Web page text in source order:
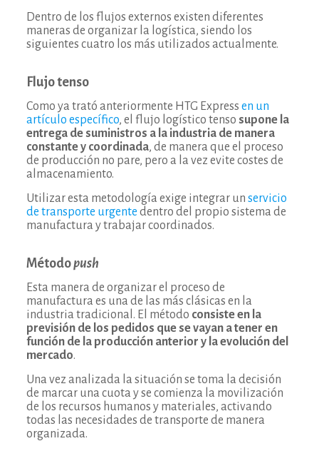
Dentro de los flujos externos existen diferentes
maneras de organizar la logística, siendo los
siguientes cuatro los más utilizados actualmente.
Flujo tenso
Como ya trató anteriormente HTG Express en un
artículo específico, el flujo logístico tenso supone la
entrega de suministros a la industria de manera
constante y coordinada, de manera que el proceso
de producción no pare, pero a la vez evite costes de
almacenamiento.
Utilizar esta metodología exige integrar un servicio
de transporte urgente dentro del propio sistema de
manufactura y trabajar coordinados.
Métodopush
Esta manera de organizar el proceso de
manufactura es una de las más clásicas en la
industria tradicional. El método consiste en la
previsión de los pedidos que se vayan a tener en
función de la producción anterior y la evolución del
mercado.
Una vez analizada la situación se toma la decisión
de marcar una cuota y se comienza la movilización
de los recursos humanos y materiales, activando
todas las necesidades de transporte de manera
organizada.